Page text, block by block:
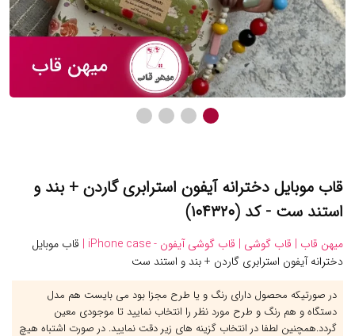
قاب موبایل دخترانه آیفون استرابری گاردن + بند و
استند ست - کد (۱۰۴۳۲۰)
میهن قاب | قاب گوشی | قاب گوشی آیفون - iPhone case |
قاب موبایل
دخترانه آیفون استرابری گاردن + بند و استند ست
در صورتیکه محصول دارای رنگ و یا طرح مجزا بود می بایست هم مدل
دستگاه و هم رنگ و طرح مورد نظر را انتخاب نمایید تا موجودی معین
گردد.همچنین لطفا در انتخاب گزینه های زیر دقت نمایید. در صورت اشتباه هیچ